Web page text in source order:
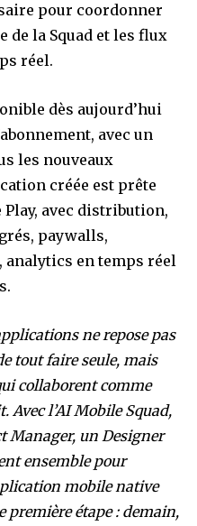
pour coordonner
de la Squad et les flux
réel.
dès aujourd’hui
avec un
les nouveaux
créée est prête
Play, avec distribution,
paywalls,
en temps réel
ne repose pas
tout faire seule, mais
collaborent comme
Avec l’AI Mobile Squad,
Manager, un Designer
ensemble pour
mobile native
première étape : demain,